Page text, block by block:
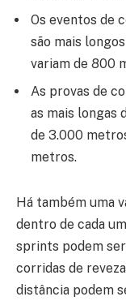
Os eventos de
são mais
variam de 800
As provas de
as mais longas
de 3.000
metros.
Há também uma
dentro de cada
sprints podem
corridas de
distância podem